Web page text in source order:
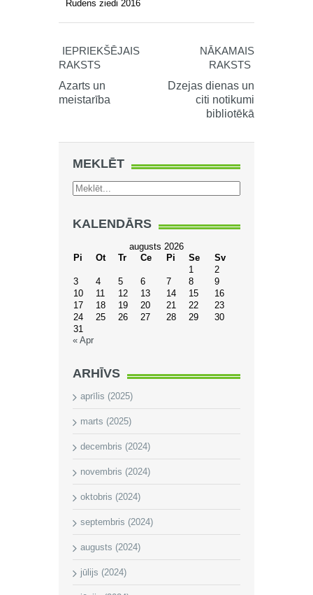
Rudens ziedi 2016
IEPRIEKŠĒJAIS
RAKSTS
Azarts un
meistarība
NĀKAMAIS
RAKSTS
Dzejas dienas un
citi notikumi
bibliotēkā
MEKLĒT
KALENDĀRS
augusts 2026
Pi
Ot Tr Ce Pi Se
Sv
1
2
3
4 5 6 7 8
9
10
11 12 13 14 15
16
17
18 19 20 21 22
23
24
25 26 27 28 29
30
31
« Apr
ARHĪVS
aprīlis (2025)
marts (2025)
decembris (2024)
novembris (2024)
oktobris (2024)
septembris (2024)
augusts (2024)
jūlijs (2024)